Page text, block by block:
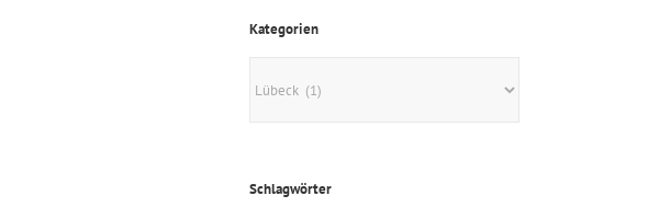
Kategorien
Schlagwörter